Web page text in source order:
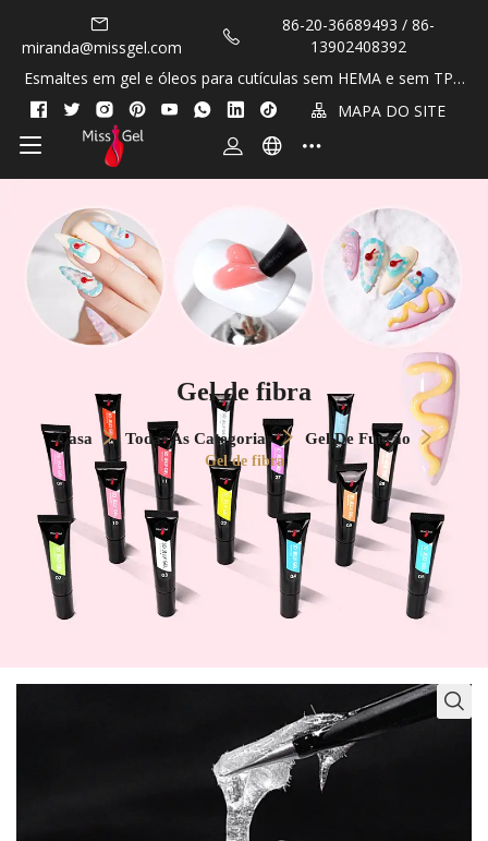
miranda@missgel.com
86-20-36689493 / 86-
13902408392
Esmaltes em gel e óleos para cutículas sem HEMA e sem TPO
OEM / de marca própria!
MAPA DO SITE
Gel de fibra
Casa Todas As Categorias Gel De Função
Gel de fibra